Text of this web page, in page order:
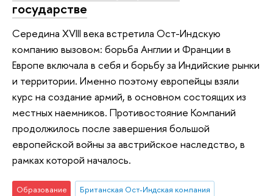
государстве
Середина XVIII века встретила Ост-Индскую
компанию вызовом: борьба Англии и Франции в
Европе включала в себя и борьбу за Индийские рынки
и территории. Именно поэтому европейцы взяли
курс на создание армий, в основном состоящих из
местных наемников. Противостояние Компаний
продолжилось после завершения большой
европейской войны за австрийское наследство, в
рамках которой началось.
Образование
Британская Ост-Индская компания